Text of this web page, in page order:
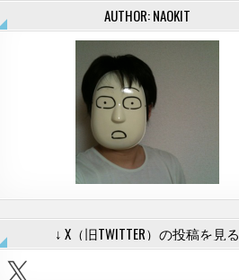
AUTHOR: NAOKIT
↓ X（旧TWITTER）の投稿を見る
X